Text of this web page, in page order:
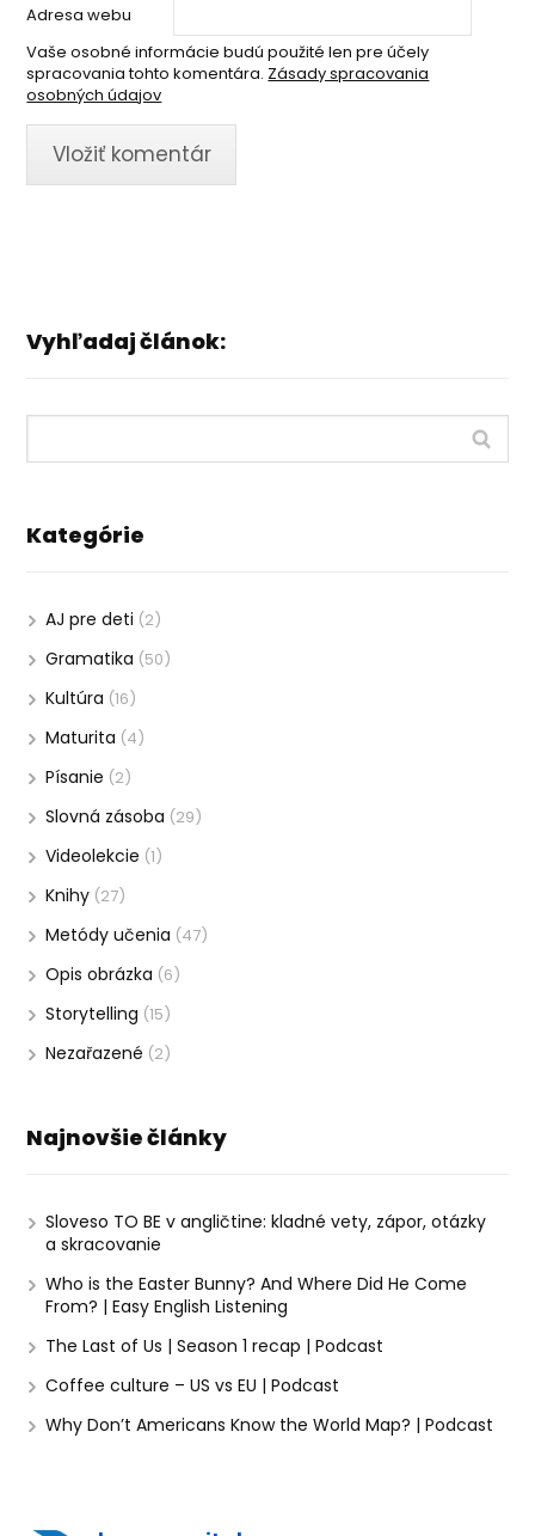
Adresa webu
Vaše osobné informácie budú použité len pre účely
spracovania tohto komentára. Zásady spracovania
osobných údajov
Vyhľadaj článok:
Kategórie
AJ pre deti (2)
Gramatika (50)
Kultúra (16)
Maturita (4)
Písanie (2)
Slovná zásoba (29)
Videolekcie (1)
Knihy (27)
Metódy učenia (47)
Opis obrázka (6)
Storytelling (15)
Nezařazené (2)
Najnovšie články
Sloveso TO BE v angličtine: kladné vety, zápor, otázky
a skracovanie
Who is the Easter Bunny? And Where Did He Come
From? | Easy English Listening
The Last of Us | Season 1 recap | Podcast
Coffee culture – US vs EU | Podcast
Why Don’t Americans Know the World Map? | Podcast